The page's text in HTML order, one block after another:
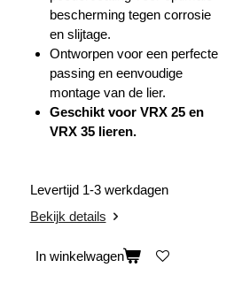
bescherming tegen corrosie
en slijtage.
Ontworpen voor een perfecte
passing en eenvoudige
montage van de lier.
Geschikt voor VRX 25 en
VRX 35 lieren.
Levertijd 1-3 werkdagen
Bekijk details
In winkelwagen